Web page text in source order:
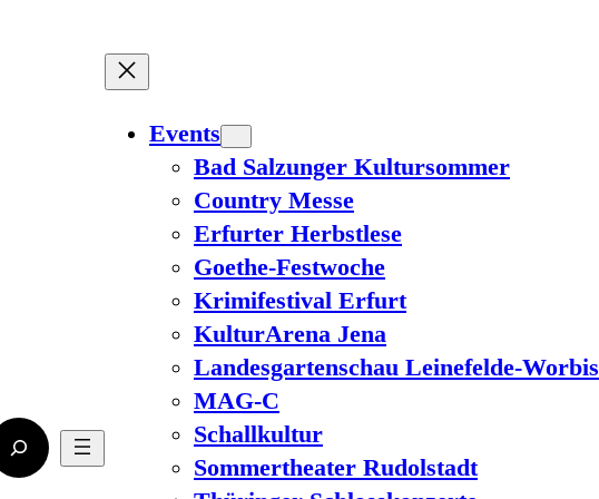
Events
Bad Salzunger Kultursommer
Country Messe
Erfurter Herbstlese
Goethe-Festwoche
Krimifestival Erfurt
KulturArena Jena
Landesgartenschau Leinefelde-Worbis
MAG-C
Schallkultur
Sommertheater Rudolstadt